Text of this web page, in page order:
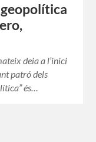
geopolítica
deia a l’inici
patró dels
és…